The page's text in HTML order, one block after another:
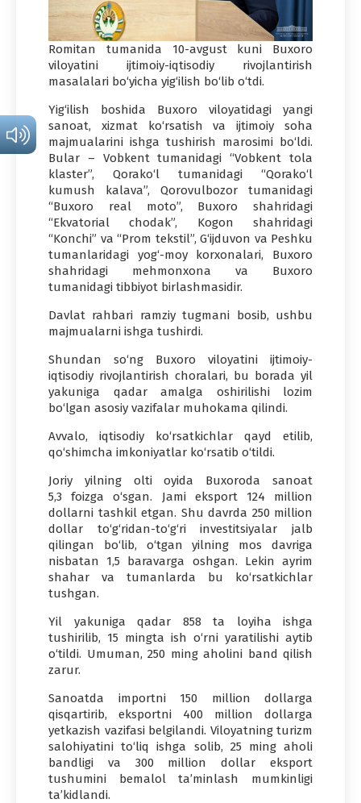
Romitan tumanida 10-avgust kuni Buxoro
viloyatini ijtimoiy-iqtisodiy rivojlantirish
masalalari bo‘yicha yig‘ilish bo‘lib o‘tdi.
Yig‘ilish boshida Buxoro viloyatidagi yangi
sanoat, xizmat ko‘rsatish va ijtimoiy soha
majmualarini ishga tushirish marosimi bo‘ldi.
Bular – Vobkent tumanidagi “Vobkent tola
klaster”, Qorako‘l tumanidagi “Qorako‘l
kumush kalava”, Qorovulbozor tumanidagi
“Buxoro real moto”, Buxoro shahridagi
“Ekvatorial chodak”, Kogon shahridagi
“Konchi” va “Prom tekstil”, G‘ijduvon va Peshku
tumanlaridagi yog‘-moy korxonalari, Buxoro
shahridagi mehmonxona va Buxoro
tumanidagi tibbiyot birlashmasidir.
Davlat rahbari ramziy tugmani bosib, ushbu
majmualarni ishga tushirdi.
Shundan so‘ng Buxoro viloyatini ijtimoiy-
iqtisodiy rivojlantirish choralari, bu borada yil
yakuniga qadar amalga oshirilishi lozim
bo‘lgan asosiy vazifalar muhokama qilindi.
Avvalo, iqtisodiy ko‘rsatkichlar qayd etilib,
qo‘shimcha imkoniyatlar ko‘rsatib o‘tildi.
Joriy yilning olti oyida Buxoroda sanoat
5,3 foizga o‘sgan. Jami eksport 124 million
dollarni tashkil etgan. Shu davrda 250 million
dollar to‘g‘ridan-to‘g‘ri investitsiyalar jalb
qilingan bo‘lib, o‘tgan yilning mos davriga
nisbatan 1,5 baravarga oshgan. Lekin ayrim
shahar va tumanlarda bu ko‘rsatkichlar
tushgan.
Yil yakuniga qadar 858 ta loyiha ishga
tushirilib, 15 mingta ish o‘rni yaratilishi aytib
o‘tildi. Umuman, 250 ming aholini band qilish
zarur.
Sanoatda importni 150 million dollarga
qisqartirib, eksportni 400 million dollarga
yetkazish vazifasi belgilandi. Viloyatning turizm
salohiyatini to‘liq ishga solib, 25 ming aholi
bandligi va 300 million dollar eksport
tushumini bemalol ta’minlash mumkinligi
ta’kidlandi.